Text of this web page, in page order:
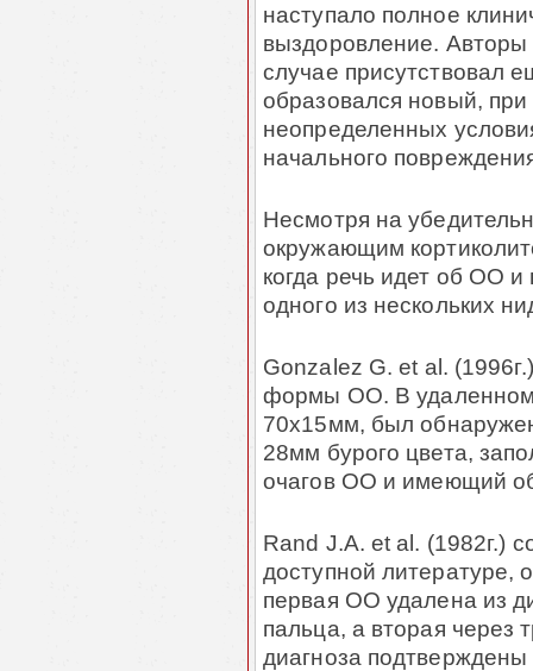
наступало полное
выздоровление. Авторы
случае присутствовал
обра­зо­вался новый,
неопределенных
начального
Несмотря на
окружающим
когда речь идет об ОО
одного из нескольких
Gonzalez G. et al.
формы ОО. В удаленном
70х15мм, был
28мм бурого цвета,
очагов ОО и имеющий
Rand J.A. et al. (1982г.)
доступной литературе,
первая ОО удалена из
пальца, а вторая через
диагноза подтверждены